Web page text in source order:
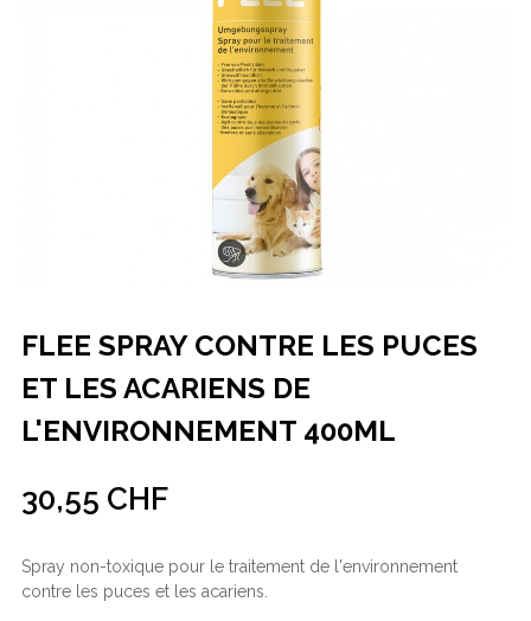
FLEE SPRAY CONTRE LES PUCES
ET LES ACARIENS DE
L'ENVIRONNEMENT 400ML
30,55 CHF
Spray non-toxique pour le traitement de l'environnement
contre les puces et les acariens.